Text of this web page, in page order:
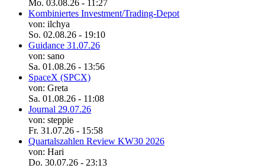
Mo. 03.08.26 - 11:27
Kombiniertes Investment/Trading-Depot
von: ilchya
So. 02.08.26 - 19:10
Guidance 31.07.26
von: sano
Sa. 01.08.26 - 13:56
SpaceX (SPCX)
von: Greta
Sa. 01.08.26 - 11:08
Journal 29.07.26
von: steppie
Fr. 31.07.26 - 15:58
Quartalszahlen Review KW30 2026
von: Hari
Do. 30.07.26 - 23:13